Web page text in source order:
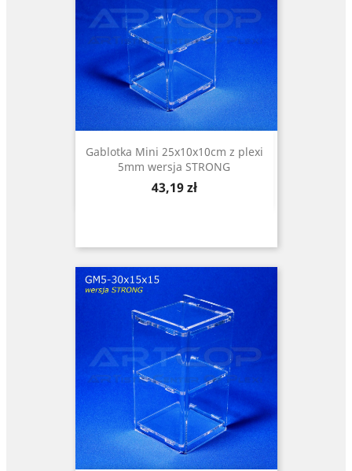
Gablotka Mini 25x10x10cm z plexi
5mm wersja STRONG
Cena
43,19 zł